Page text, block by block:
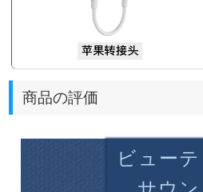
商品の評価
ビュー